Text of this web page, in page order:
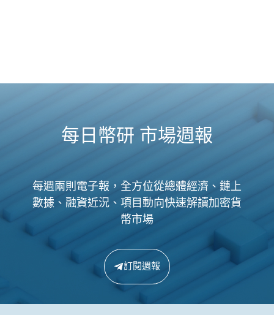
每日幣研 市場週報
每週兩則電子報，全方位從總體經濟、鏈上
數據、融資近況、項目動向快速解讀加密貨
幣市場
訂閱週報